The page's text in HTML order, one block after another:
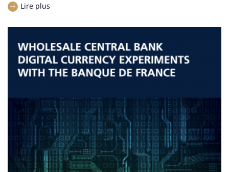
Lire plus